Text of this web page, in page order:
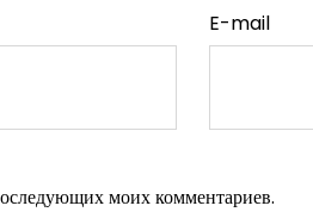
E-mail
моих комментариев.